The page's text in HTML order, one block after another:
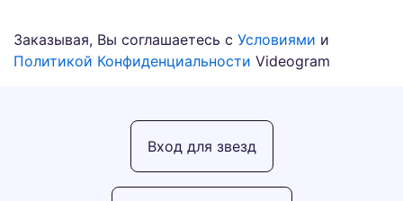
Заказывая, Вы соглашаетесь с Условиями и
Политикой Конфиденциальности Videogram
Вход для звезд